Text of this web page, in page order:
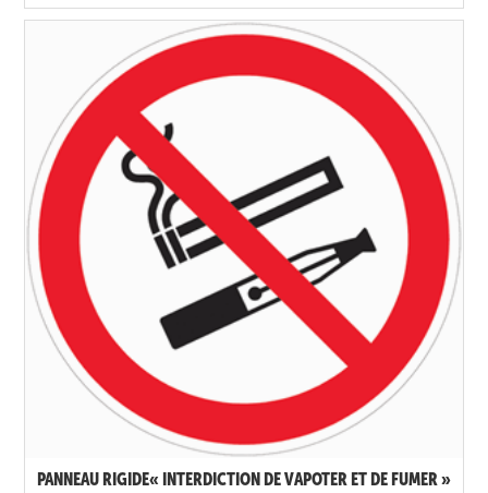
PANNEAU RIGIDE« INTERDICTION DE VAPOTER ET DE FUMER »